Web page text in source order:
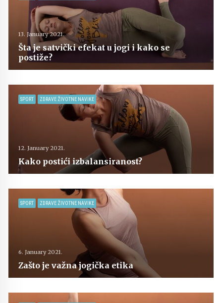
13. January 2021.
Šta je satvički efekat u jogi i kako se
postiže?
SPORT ZDRAVE ŽIVOTNE NAVIKE
12. January 2021.
Kako postići izbalansiranost?
SPORT ZDRAVE ŽIVOTNE NAVIKE
6. January 2021.
Zašto je važna jogička etika